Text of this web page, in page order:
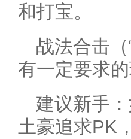
和打宝。
战法合击
有一定要求的
建议新手
土豪追求PK